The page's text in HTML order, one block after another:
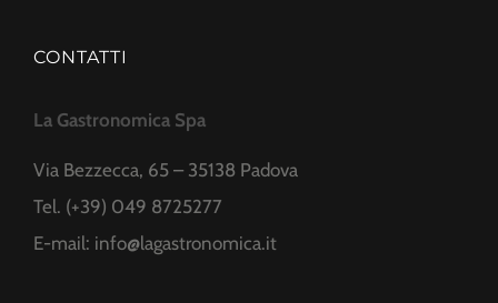
CONTATTI
La Gastronomica Spa
Via Bezzecca, 65 – 35138 Padova
Tel. (+39) 049 8725277
E-mail: info@lagastronomica.it